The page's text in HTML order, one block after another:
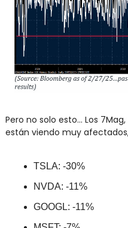
Pero no solo esto... Los
están viendo muy
TSLA: -30%
NVDA: -11%
GOOGL: -11%